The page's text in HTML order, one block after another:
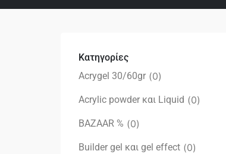
Κατηγορίες
Acrygel 30/60gr (0)
Acrylic powder και Liquid (0)
BAZAAR % (0)
Builder gel και gel effect (0)